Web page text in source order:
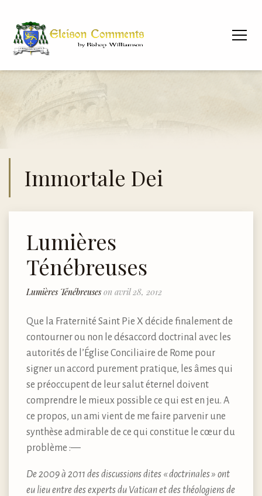
Immortale Dei
Lumières
Ténébreuses
Lumières Ténébreuses on avril 28, 2012
Que la Fraternité Saint Pie X décide finalement de
contourner ou non le désaccord doctrinal avec les
autorités de l’Église Conciliaire de Rome pour
signer un accord purement pratique, les âmes qui
se préoccupent de leur salut éternel doivent
comprendre le mieux possible ce qui est en jeu. A
ce propos, un ami vient de me faire parvenir une
synthèse admirable de ce qui constitue le cœur du
problème :—
De 2009 à 2011 des discussions dites « doctrinales » ont
eu lieu entre des experts du Vatican et des théologiens de